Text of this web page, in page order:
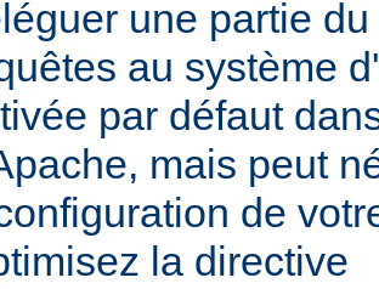
une partie
au système
par défaut
mais peut
de
la directive